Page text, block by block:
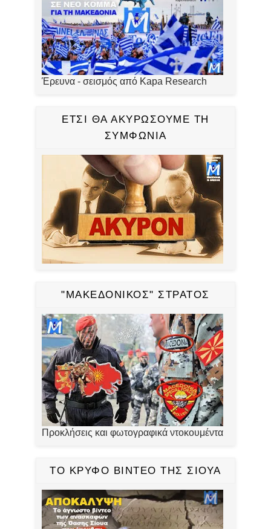
Έρευνα - σεισμός από Kapa Research
ΕΤΣΙ ΘΑ ΑΚΥΡΩΣΟΥΜΕ ΤΗ
ΣΥΜΦΩΝΙΑ
"ΜΑΚΕΔΟΝΙΚΟΣ" ΣΤΡΑΤΟΣ
Προκλήσεις και φωτογραφικά ντοκουμέντα
ΤΟ ΚΡΥΦΟ ΒΙΝΤΕΟ ΤΗΣ ΣΙΟΥΑ